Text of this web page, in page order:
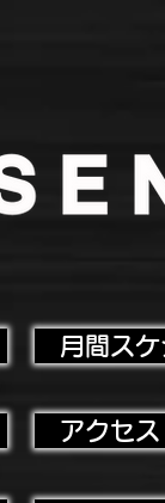
月間ス
アクセ